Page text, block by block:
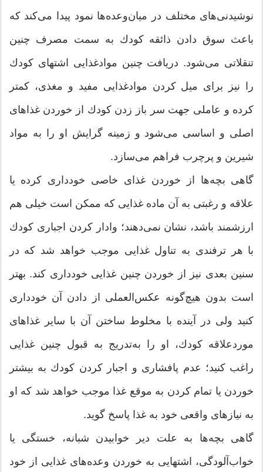
نوشیدنی‌های مختلف در میان‌وعده‌ها نمود پیدا می‌كند كه
باعث سوق دادن ذائقه كودك به سمت مصرف چنین
تنقلاتی می‌شود. دریافت چنین موادغذایی اشتهای كودك
را نیز برای میل كردن موادغذایی مفید و مغذی، كمتر
کرده و عاملی جهت سر باز زدن كودك از خوردن غذاهای
اصلی و اساسی می‌شود و زمینه گرایش او را به مواد
شیرین و پرچرب فراهم می‌سازد.
گاهی بچه‌ها از خوردن غذای خاصی خودداری كرده یا
علاقه و رغبتی به آن ماده غذایی كه ممكن است خیلی هم
ارزشمند باشد، نشان نمی‌دهند؛ وادار کردن اجباری كودك
با هر ترفندی به تناول غذایی موجب خواهد شد كه در
سنین بعدی نیز از خوردن چنین غذایی خودداری كند. بهتر
است بدون هیچ‌گونه عكس‌العملی از دادن آن خودداری
كنید ولی در آینده با مخلوط ساختن آن با سایر غذاهای
موردعلاقه كودك،‌ او را به‌تدریج به قبول چنین غذایی
راغب كنید؛ عدم پافشاری و اجبار کردن كودك به بیشتر
خوردن یا تمام كردن به موقع غذا موجب خواهد شد كه او
به نیازهای واقعی خود به غذا پاسخ گوید.
گاهی بچه‌ها به علت دیر خوابیدن شبانه، خستگی یا
خواب‌آلودگی، اشتهایی به خوردن وعده‌های غذایی از خود